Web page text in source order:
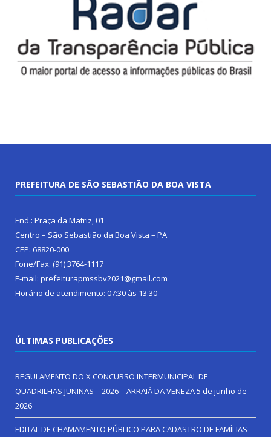
PREFEITURA DE SÃO SEBASTIÃO DA BOA VISTA
End.: Praça da Matriz, 01
Centro – São Sebastião da Boa Vista – PA
CEP: 68820-000
Fone/Fax: (91) 3764-1117
E-mail: prefeiturapmssbv2021@gmail.com
Horário de atendimento: 07:30 às 13:30
ÚLTIMAS PUBLICAÇÕES
REGULAMENTO DO X CONCURSO INTERMUNICIPAL DE
QUADRILHAS JUNINAS – 2026 – ARRAIÁ DA VENEZA5 de junho de
2026
EDITAL DE CHAMAMENTO PÚBLICO PARA CADASTRO DE FAMÍLIAS